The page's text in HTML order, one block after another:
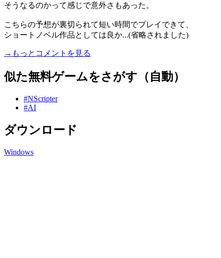
そうなるのかって感じで意外さもあった。
こちらの予想が裏切られて短い時間でプレイできて、
ショートノベル作品としては良か...(省略されました)
→もっとコメントを見る
似た無料ゲームをさがす（自動）
#NScripter
#AI
ダウンロード
Windows